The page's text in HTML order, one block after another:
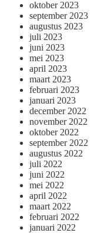
oktober 2023
september 2023
augustus 2023
juli 2023
juni 2023
mei 2023
april 2023
maart 2023
februari 2023
januari 2023
december 2022
november 2022
oktober 2022
september 2022
augustus 2022
juli 2022
juni 2022
mei 2022
april 2022
maart 2022
februari 2022
januari 2022